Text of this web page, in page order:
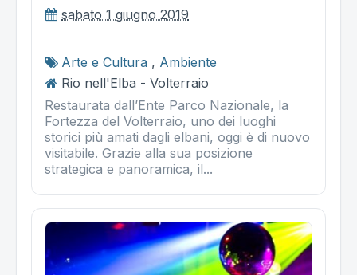
sabato 1 giugno 2019
Arte e Cultura , Ambiente
Rio nell'Elba - Volterraio
Restaurata dall’Ente Parco Nazionale, la
Fortezza del Volterraio, uno dei luoghi
storici più amati dagli elbani, oggi è di nuovo
visitabile. Grazie alla sua posizione
strategica e panoramica, il...